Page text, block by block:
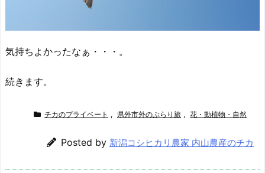
気持ちよかったなぁ・・・。
続きます。
チカのプライベート , 県外市外のぶらり旅 , 花・動植物・自然
Posted by 新潟コシヒカリ農家 内山農産のチカ